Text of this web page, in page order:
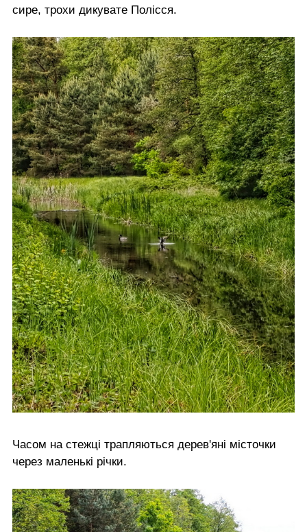
сире, трохи дикувате Полісся.
Часом на стежці трапляються дерев'яні місточки
через маленькі річки.